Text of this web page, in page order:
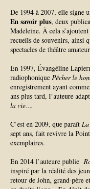
De 1994 à 2007, elle signe
En savoir plus, deux
Madeleine. À cela
recueils de souvenirs, ainsi
spectacles de théâtre
En 1997, Évangéline
radiophonique Pêcher le
enregistrement ayant
ans plus tard, l’auteure
la vie….
C’est en 2009, que paraît
sept ans, fait revivre la
exemplaires.
En 2014 l’auteure publie
inspiré par la réalité des
retour de John, grand-père